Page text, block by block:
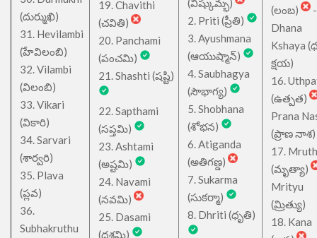
(దుర్ముఖి)
31. Hevilambi
(హేవిలంబి)
32. Vilambi
(విలంబి)
33. Vikari
(వికారి)
34. Sarvari
(శార్వరి)
35. Plava
(ప్లవ)
36.
Subhakruthu
19. Chavithi
(చవితి)
20. Panchami
(పంచమి)
21. Shashti (షష్టి)
22. Sapthami
(సప్తమి)
23. Ashtami
(అష్టమి)
24. Navami
(నవమి)
25. Dasami
(దశమి)
(విష్కుమ్భ)
2. Priti (ప్రీతి)
3. Ayushmana
(ఆయుష్మాన్)
4. Saubhagya
(సౌభాగ్య)
5. Shobhana
(శోభన)
6. Atiganda
(అతిగణ్డ)
7. Sukarma
(సుకర్మా)
8. Dhriti (ధృతి)
(లంబ)
-
Dhana
Kshaya
క్షయ)
16.
(ఉత్పత)
Prana
(ప్రాణ నాశ)
17.
(మృత్యా)
Mrityu
(మ్రిత్యు)
18. Kana